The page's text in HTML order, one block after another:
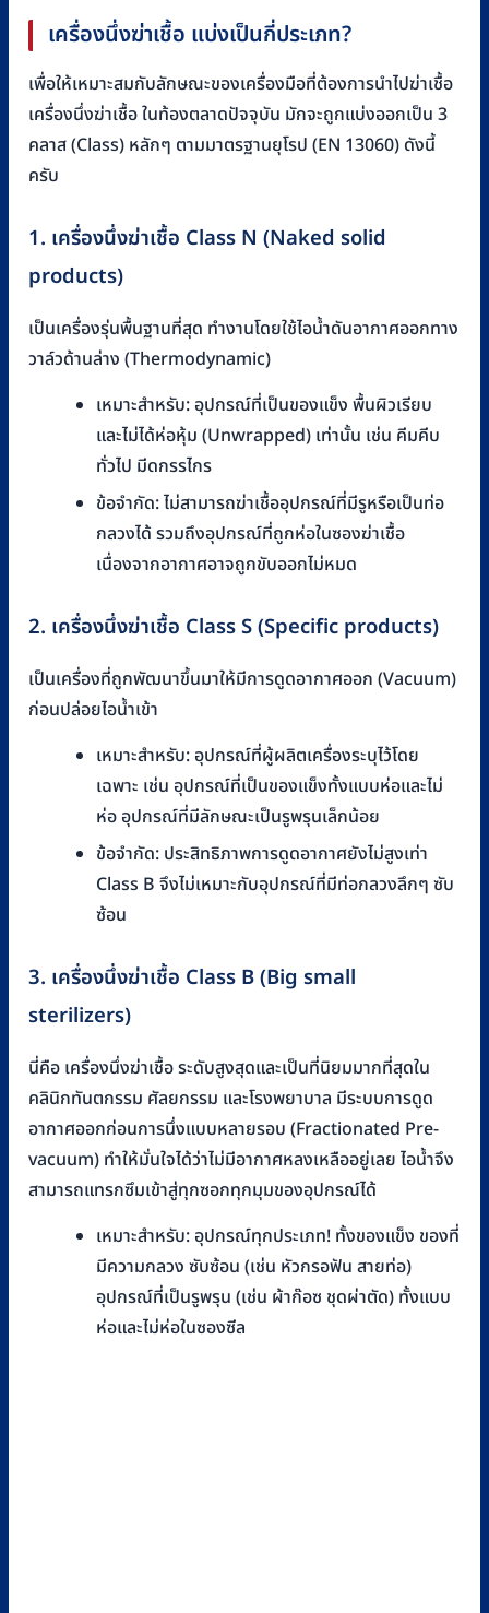
เครื่องนึ่งฆ่าเชื้อ แบ่งเป็นกี่ประเภท?
เพื่อให้เหมาะสมกับลักษณะของเครื่องมือที่ต้องการนำไปฆ่าเชื้อ
เครื่องนึ่งฆ่าเชื้อ ในท้องตลาดปัจจุบัน มักจะถูกแบ่งออกเป็น 3
คลาส (Class) หลักๆ ตามมาตรฐานยุโรป (EN 13060) ดังนี้
ครับ
1. เครื่องนึ่งฆ่าเชื้อ Class N (Naked solid
products)
เป็นเครื่องรุ่นพื้นฐานที่สุด ทำงานโดยใช้ไอน้ำดันอากาศออกทาง
วาล์วด้านล่าง (Thermodynamic)
เหมาะสำหรับ: อุปกรณ์ที่เป็นของแข็ง พื้นผิวเรียบ
และไม่ได้ห่อหุ้ม (Unwrapped) เท่านั้น เช่น คีมคีบ
ทั่วไป มีดกรรไกร
ข้อจำกัด: ไม่สามารถฆ่าเชื้ออุปกรณ์ที่มีรูหรือเป็นท่อ
กลวงได้ รวมถึงอุปกรณ์ที่ถูกห่อในซองฆ่าเชื้อ
เนื่องจากอากาศอาจถูกขับออกไม่หมด
2. เครื่องนึ่งฆ่าเชื้อ Class S (Specific products)
เป็นเครื่องที่ถูกพัฒนาขึ้นมาให้มีการดูดอากาศออก (Vacuum)
ก่อนปล่อยไอน้ำเข้า
เหมาะสำหรับ: อุปกรณ์ที่ผู้ผลิตเครื่องระบุไว้โดย
เฉพาะ เช่น อุปกรณ์ที่เป็นของแข็งทั้งแบบห่อและไม่
ห่อ อุปกรณ์ที่มีลักษณะเป็นรูพรุนเล็กน้อย
ข้อจำกัด: ประสิทธิภาพการดูดอากาศยังไม่สูงเท่า
Class B จึงไม่เหมาะกับอุปกรณ์ที่มีท่อกลวงลึกๆ ซับ
ซ้อน
3. เครื่องนึ่งฆ่าเชื้อ Class B (Big small
sterilizers)
นี่คือ เครื่องนึ่งฆ่าเชื้อ ระดับสูงสุดและเป็นที่นิยมมากที่สุดใน
คลินิกทันตกรรม ศัลยกรรม และโรงพยาบาล มีระบบการดูด
อากาศออกก่อนการนึ่งแบบหลายรอบ (Fractionated Pre-
vacuum) ทำให้มั่นใจได้ว่าไม่มีอากาศหลงเหลืออยู่เลย ไอน้ำจึง
สามารถแทรกซึมเข้าสู่ทุกซอกทุกมุมของอุปกรณ์ได้
เหมาะสำหรับ: อุปกรณ์ทุกประเภท! ทั้งของแข็ง ของที่
มีความกลวง ซับซ้อน (เช่น หัวกรอฟัน สายท่อ)
อุปกรณ์ที่เป็นรูพรุน (เช่น ผ้าก๊อซ ชุดผ่าตัด) ทั้งแบบ
ห่อและไม่ห่อในซองซีล